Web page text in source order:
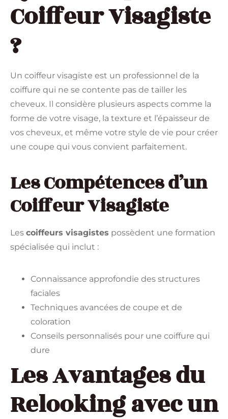
Coiffeur Visagiste
?
Un coiffeur visagiste est un professionnel de la
coiffure qui ne se contente pas de tailler les
cheveux. Il considère plusieurs aspects comme la
forme de votre visage, la texture et l’épaisseur de
vos cheveux, et même votre style de vie pour créer
une coupe qui vous convient parfaitement.
Les Compétences d’un
Coiffeur Visagiste
Les coiffeurs visagistes possèdent une formation
spécialisée qui inclut :
Connaissance approfondie des structures
faciales
Techniques avancées de coupe et de
coloration
Conseils personnalisés pour une coiffure qui
dure
Les Avantages du
Relooking avec un